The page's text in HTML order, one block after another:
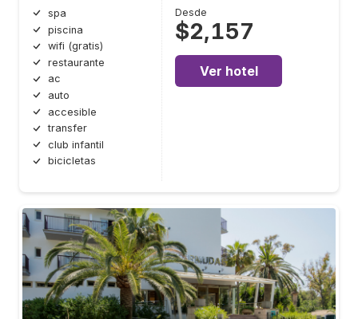
spa
piscina
wifi (gratis)
restaurante
ac
auto
accesible
transfer
club infantil
bicicletas
Desde
$2,157
Ver hotel